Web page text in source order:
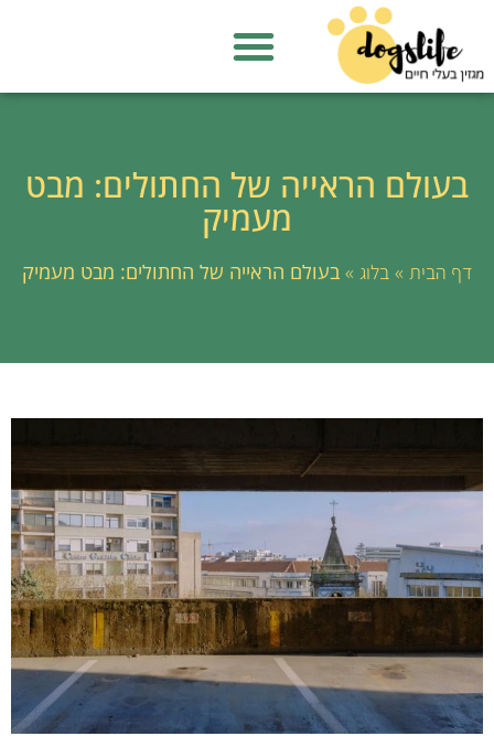
בעולם הראייה של החתולים: מבט
מעמיק
דף הבית »בלוג »בעולם הראייה של החתולים: מבט מעמיק